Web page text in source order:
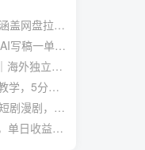
博主亲
字幕封面设
带货6W
￥ 3.9 54
粉训练营：
操，账号
教程
￥2.9
，零基础也能轻松上手实操
群，0门槛直接干
｜数据复盘｜出海变现完整教程
操作简单，月入1W+
几张【揭秘】
真正的靠谱可落地项目